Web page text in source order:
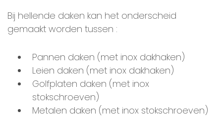
Bij hellende daken kan het onderscheid
gemaakt worden tussen :
Pannen daken (met inox dakhaken)
Leien daken (met inox dakhaken)
Golfplaten daken (met inox
stokschroeven)
Metalen daken (met inox stokschroeven)